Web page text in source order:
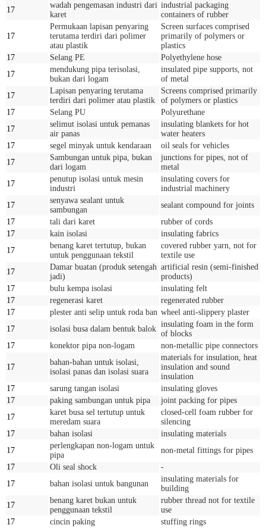
17
wadah pengemasan industri dari
karet
industrial packaging
containers of rubber
17
Permukaan lapisan penyaring
terutama terdiri dari polimer
atau plastik
Screen surfaces comprised
primarily of polymers or
plastics
17
Selang PE
Polyethylene hose
17
mendukung pipa terisolasi,
bukan dari logam
insulated pipe supports, not
of metal
17
Lapisan penyaring terutama
terdiri dari polimer atau plastik
Screens comprised primarily
of polymers or plastics
17
Selang PU
Polyurethane
17
selimut isolasi untuk pemanas
air panas
insulating blankets for hot
water heaters
17
segel minyak untuk kendaraan
oil seals for vehicles
17
Sambungan untuk pipa, bukan
dari logam
junctions for pipes, not of
metal
17
penutup isolasi untuk mesin
industri
insulating covers for
industrial machinery
17
senyawa sealant untuk
sambungan
sealant compound for joints
17
tali dari karet
rubber of cords
17
kain isolasi
insulating fabrics
17
benang karet tertutup, bukan
untuk penggunaan tekstil
covered rubber yarn, not for
textile use
17
Damar buatan (produk setengah
jadi)
artificial resin (semi-finished
products)
17
bulu kempa isolasi
insulating felt
17
regenerasi karet
regenerated rubber
17
plester anti selip untuk roda ban wheel anti-slippery plaster
17
isolasi busa dalam bentuk balok
insulating foam in the form
of blocks
17
konektor pipa non-logam non-metallic pipe connectors
17
bahan-bahan untuk isolasi,
isolasi panas dan isolasi suara
materials for insulation, heat
insulation and sound
insulation
17
sarung tangan isolasi
insulating gloves
17
paking sambungan untuk pipa
joint packing for pipes
17
karet busa sel tertutup untuk
meredam suara
closed-cell foam rubber for
silencing
17
bahan isolasi
insulating materials
17
perlengkapan non-logam untuk
pipa
non-metal fittings for pipes
17
Oli seal shock
-
17
bahan isolasi untuk bangunan
insulating materials for
building
17
benang karet bukan untuk
penggunaan tekstil
rubber thread not for textile
use
17
cincin paking
stuffing rings